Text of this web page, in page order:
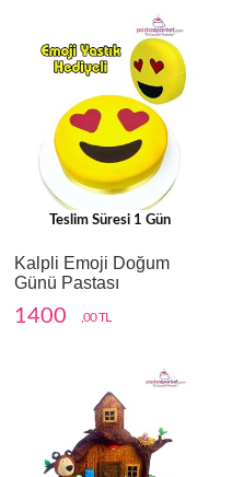
Teslim Süresi 1 Gün
Kalpli Emoji Doğum
Günü Pastası
1400 ,00 TL